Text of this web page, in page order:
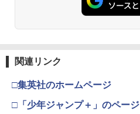
￥3,630
4
￥3,822
関連リンク
□集英社のホームページ
□「少年ジャンプ＋」のページ